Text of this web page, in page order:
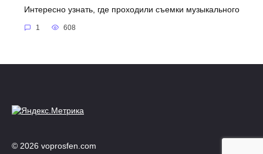
Интересно узнать, где проходили съемки музыкального
1 608
© 2026 voprosfen.com